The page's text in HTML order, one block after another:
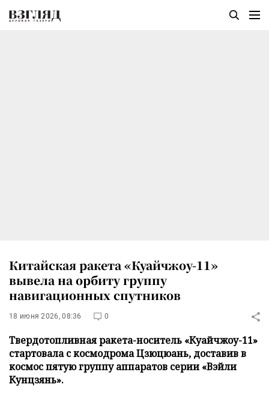
Китайская ракета «Куайчжоу-11»
вывела на орбиту группу
навигационных спутников
18 июня 2026, 08:36 0
Твердотопливная ракета-носитель «Куайчжоу-11»
стартовала с космодрома Цзюцюань, доставив в
космос пятую группу аппаратов серии «Вэйли
Кунцзянь».